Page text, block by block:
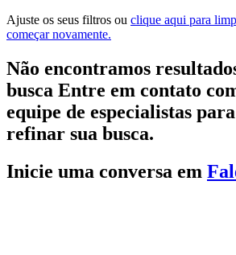
Ajuste os seus filtros ou clique aqui para
começar novamente.
Não encontramos
busca Entre em contato
equipe de especialistas
refinar sua busca.
Inicie uma conversa em